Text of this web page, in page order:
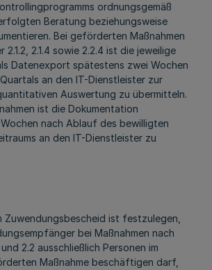
ordnungsgemäß
Beratung beziehungsweise
Bei geförderten Maßnahmen
2.1.2, 2.1.4 sowie 2.2.4 ist die jeweilige
Datenexport spätestens zwei Wochen
an den IT-Dienstleister zur
Auswertung zu übermitteln.
ist die Dokumentation
nach Ablauf des bewilligten
an den IT-Dienstleister zu
Zuwendungsbescheid ist festzulegen,
bei Maßnahmen nach
und 2.2 ausschließlich Personen im
Maßnahme beschäftigen darf,